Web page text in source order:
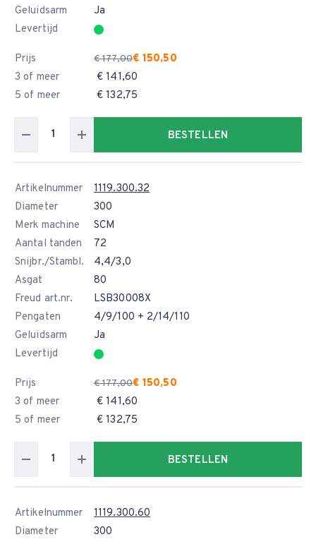
Geluidsarm
Ja
Levertijd
Prijs € 177,00€ 150,50
3 of meer
€ 141,60
5 of meer
€ 132,75
BESTELLEN
Artikelnummer
1119.300.32
Diameter
300
Merk machine
SCM
Aantal tanden
72
Snijbr./Stambl.
4,4/3,0
Asgat
80
Freud art.nr.
LSB30008X
Pengaten
4/9/100 + 2/14/110
Geluidsarm
Ja
Levertijd
Prijs € 177,00€ 150,50
3 of meer
€ 141,60
5 of meer
€ 132,75
BESTELLEN
Artikelnummer
1119.300.60
Diameter
300